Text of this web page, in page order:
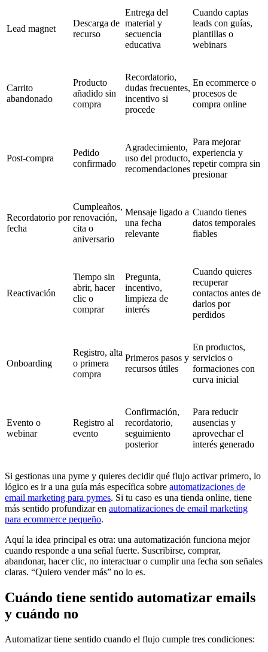
Lead magnet
Descarga de
recurso
Entrega del
material y
secuencia
educativa
Cuando captas
leads con guías,
plantillas o
webinars
Carrito
abandonado
Producto
añadido sin
compra
Recordatorio,
dudas frecuentes,
incentivo si
procede
En ecommerce o
procesos de
compra online
Post-compra
Pedido
confirmado
Agradecimiento,
uso del producto,
recomendaciones
Para mejorar
experiencia y
repetir compra sin
presionar
Recordatorio por
fecha
Cumpleaños,
renovación,
cita o
aniversario
Mensaje ligado a
una fecha
relevante
Cuando tienes
datos temporales
fiables
Reactivación
Tiempo sin
abrir, hacer
clic o
comprar
Pregunta,
incentivo,
limpieza de
interés
Cuando quieres
recuperar
contactos antes de
darlos por
perdidos
Onboarding
Registro, alta
o primera
compra
Primeros pasos y
recursos útiles
En productos,
servicios o
formaciones con
curva inicial
Evento o
webinar
Registro al
evento
Confirmación,
recordatorio,
seguimiento
posterior
Para reducir
ausencias y
aprovechar el
interés generado
Si gestionas una pyme y quieres decidir qué flujo activar primero, lo
lógico es ir a una guía más específica sobre automatizaciones de
email marketing para pymes. Si tu caso es una tienda online, tiene
más sentido profundizar en automatizaciones de email marketing
para ecommerce pequeño.
Aquí la idea principal es otra: una automatización funciona mejor
cuando responde a una señal fuerte. Suscribirse, comprar,
abandonar, hacer clic, no interactuar o cumplir una fecha son señales
claras. “Quiero vender más” no lo es.
Cuándo tiene sentido automatizar emails
y cuándo no
Automatizar tiene sentido cuando el flujo cumple tres condiciones: